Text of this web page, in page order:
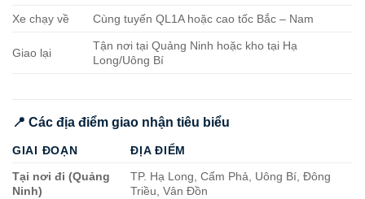
Xe chạy về Cùng tuyến QL1A hoặc cao tốc Bắc – Nam
Giao lại
Tận nơi tại Quảng Ninh hoặc kho tại Hạ
Long/Uông Bí
📍 Các địa điểm giao nhận tiêu biểu
GIAI ĐOẠN
ĐỊA ĐIỂM
Tại nơi đi (Quảng
Ninh)
TP. Hạ Long, Cẩm Phả, Uông Bí, Đông
Triều, Vân Đồn